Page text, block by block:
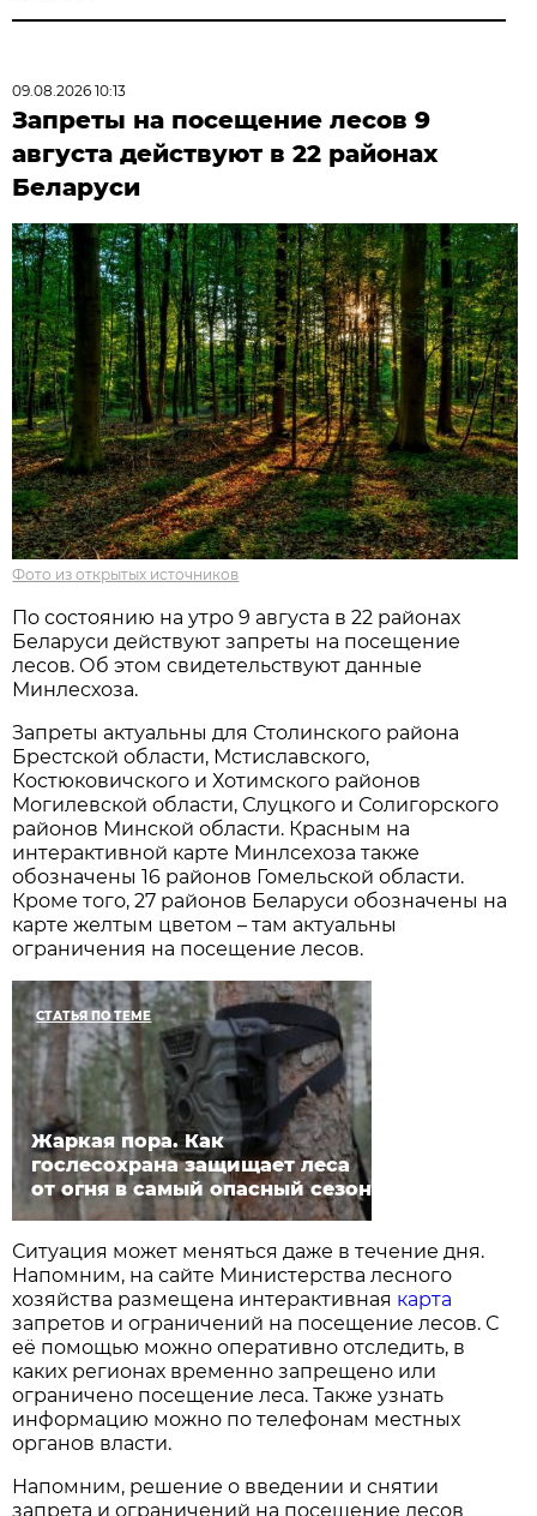
09.08.2026 10:13
Запреты на посещение лесов 9
августа действуют в 22 районах
Беларуси
Фото из открытых источников
По состоянию на утро 9 августа в 22 районах
Беларуси действуют запреты на посещение
лесов. Об этом свидетельствуют данные
Минлесхоза.
Запреты актуальны для Столинского района
Брестской области, Мстиславского,
Костюковичского и Хотимского районов
Могилевской области, Слуцкого и Солигорского
районов Минской области. Красным на
интерактивной карте Минлсехоза также
обозначены 16 районов Гомельской области.
Кроме того, 27 районов Беларуси обозначены на
карте желтым цветом – там актуальны
ограничения на посещение лесов.
СТАТЬЯ ПО ТЕМЕ
Жаркая пора. Как
гослесохрана защищает леса
от огня в самый опасный сезон
Ситуация может меняться даже в течение дня.
Напомним, на сайте Министерства лесного
хозяйства размещена интерактивная карта
запретов и ограничений на посещение лесов. С
её помощью можно оперативно отследить, в
каких регионах временно запрещено или
ограничено посещение леса. Также узнать
информацию можно по телефонам местных
органов власти.
Напомним, решение о введении и снятии
запрета и ограничений на посещение лесов